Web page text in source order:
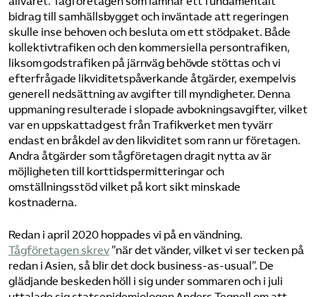
bidrag till samhällsbygget och inväntade att regeringen
skulle inse behoven och besluta om ett stödpaket. Både
kollektivtrafiken och den kommersiella persontrafiken,
liksom godstrafiken på järnväg behövde stöttas och vi
efterfrågade likviditetspåverkande åtgärder, exempelvis
generell nedsättning av avgifter till myndigheter. Denna
uppmaning resulterade i slopade avbokningsavgifter, vilket
var en uppskattad gest från Trafikverket men tyvärr
endast en bråkdel av den likviditet som rann ur företagen.
Andra åtgärder som tågföretagen dragit nytta av är
möjligheten till korttidspermitteringar och
omställningsstöd vilket på kort sikt minskade
kostnaderna.
Redan i april 2020 hoppades vi på en vändning.
Tågföretagen skrev ”när det vänder, vilket vi ser tecken på
redan i Asien, så blir det dock business-as-usual”. De
glädjande beskeden höll i sig under sommaren och i juli